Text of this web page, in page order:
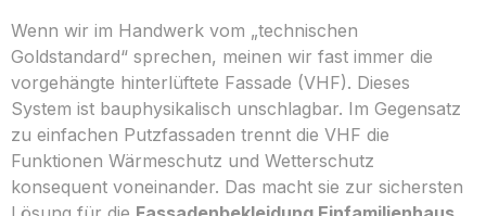
Wenn wir im Handwerk vom „technischen
Goldstandard“ sprechen, meinen wir fast immer die
vorgehängte hinterlüftete Fassade (VHF). Dieses
System ist bauphysikalisch unschlagbar. Im Gegensatz
zu einfachen Putzfassaden trennt die VHF die
Funktionen Wärmeschutz und Wetterschutz
konsequent voneinander. Das macht sie zur sichersten